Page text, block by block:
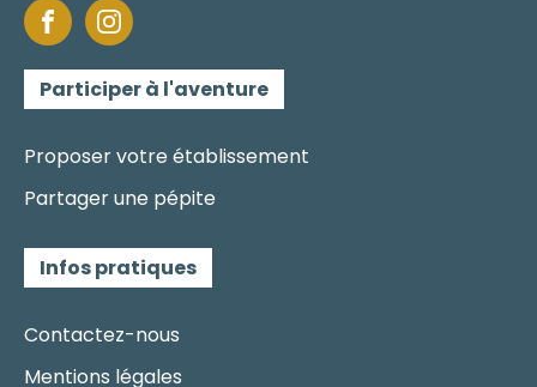
Participer à l'aventure
Proposer votre établissement
Partager une pépite
Infos pratiques
Contactez-nous
Mentions légales